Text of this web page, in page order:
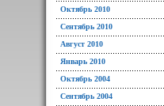
Октябрь 2010
Сентябрь 2010
Август 2010
Январь 2010
Октябрь 2004
Сентябрь 2004